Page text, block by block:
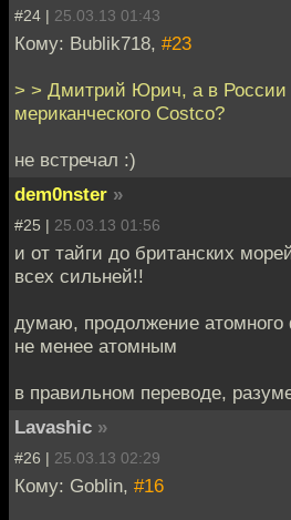
#24 | 25.03.13 01:43
Кому: Bublik718, #23
> > Дмитрий Юрич, а в России
мериканческого Costco?
не встречал :)
dem0nster »
#25 | 25.03.13 01:56
и от тайги до британских
всех сильней!!
думаю, продолжение
не менее атомным
в правильном переводе,
Lavashic »
#26 | 25.03.13 02:29
Кому: Goblin, #16